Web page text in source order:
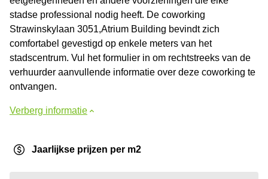
stadse professional nodig heeft. De coworking
Strawinskylaan 3051,Atrium Building bevindt zich
comfortabel gevestigd op enkele meters van het
stadscentrum. Vul het formulier in om rechtstreeks van de
verhuurder aanvullende informatie over deze coworking te
ontvangen.
Verberg informatie
Jaarlijkse prijzen per m2